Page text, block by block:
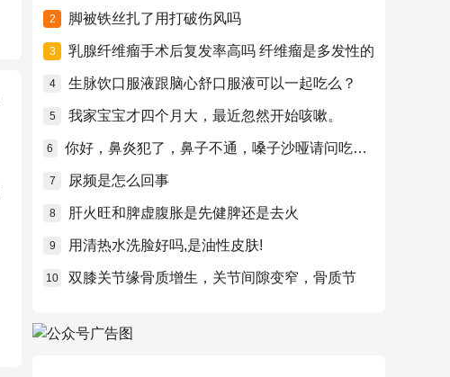
2 脚被铁丝扎了用打破伤风吗
3 乳腺纤维瘤手术后复发率高吗 纤维瘤是多发性的
4 生脉饮口服液跟脑心舒口服液可以一起吃么？
5 我家宝宝才四个月大，最近忽然开始咳嗽。
6 你好，鼻炎犯了，鼻子不通，嗓子沙哑请问吃什么药比较好？
7 尿频是怎么回事
8 肝火旺和脾虚腹胀是先健脾还是去火
9 用清热水洗脸好吗,是油性皮肤!
10 双膝关节缘骨质增生，关节间隙变窄，骨质节